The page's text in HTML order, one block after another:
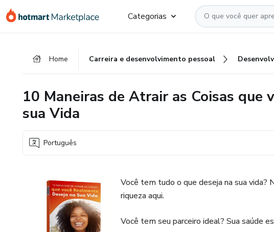
para
para
para
Categorias
Home Carreira e desenvolvimento pessoal
10 Maneiras de Atrair as Coisas que
sua Vida
Português
Você tem tudo o que deseja na sua vida?
riqueza aqui.
Você tem seu parceiro ideal? Sua saúde